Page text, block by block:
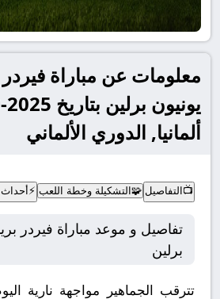
معلومات عن مباراة
ألمانيا, الدوري الألماني
📺 التفاصيل 🧩 التشكيلة وخطة اللعب ⚡ أحداث
تفاصيل و موعد مباراة فيردر
برلين